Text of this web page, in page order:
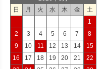
日
月 火 水 木 金
土
1
2
3 4 5 6 7
8
9
10 11 12 13 14
15
16
17 18 19 20 21
22